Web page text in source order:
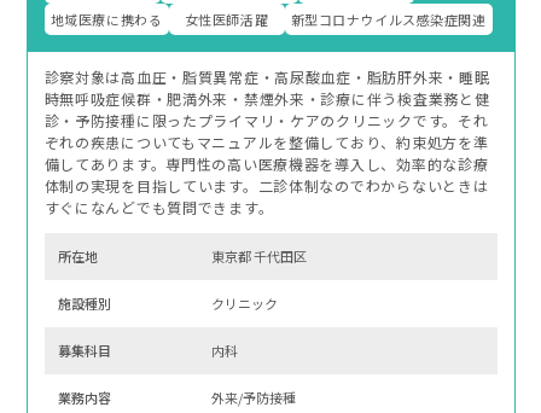
地域医療に携わる
女性医師活躍 新型コロナウイルス感染症関連
診察対象は高血圧・脂質異常症・高尿酸血症・脂肪肝外来・睡眠
時無呼吸症候群・肥満外来・禁煙外来・診療に伴う検査業務と健
診・予防接種に限ったプライマリ・ケアのクリニックです。それ
ぞれの疾患についてもマニュアルを整備しており、約束処方を準
備してあります。専門性の高い医療機器を導入し、効率的な診療
体制の実現を目指しています。二診体制なのでわからないときは
すぐになんどでも質問できます。
所在地 東京都 千代田区
施設種別 クリニック
募集科⽬ 内科
業務内容 外来/予防接種